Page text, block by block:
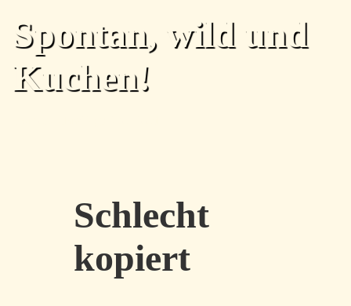
Spontan, wild und
Kuchen!
Schlecht
kopiert